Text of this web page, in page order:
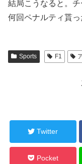
結局こうなると。
何回ペナルティ貰っ
Sports F1
Twitter
Pocket